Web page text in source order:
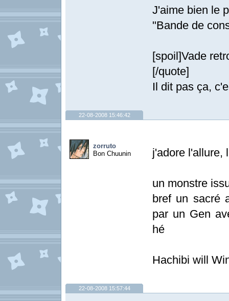
J'aime bien le
"Bande de
[spoil]Vade
[/quote]
Il dit pas ça,
22-08-2008 15:46:42
zorruto
Bon Chuunin
j'adore l'allure,
un monstre
bref un sacré
par un Gen
hé
Hachibi will
22-08-2008 15:57:44